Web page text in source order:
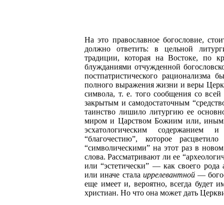
На это православное богословие,
должно ответить: в цельной
традиции, которая на Востоке, по
блужданиями отчужденной
постпатристического рационализма
полного выражения жизни и веры
символа, т. е. того сообщения со всей
закрытым и самодостаточным
таинство лишило литургию ее
миром и Царством Божиим или,
эсхатологическим содержанием
“благочестию”, которое
“символическими” на этот раз в
слова. Рассматривают ли ее
или “эстетически” — как своего
или иначе стала иррелевантной—
еще имеет и, вероятно, всегда будет
христиан. Но что она может дать